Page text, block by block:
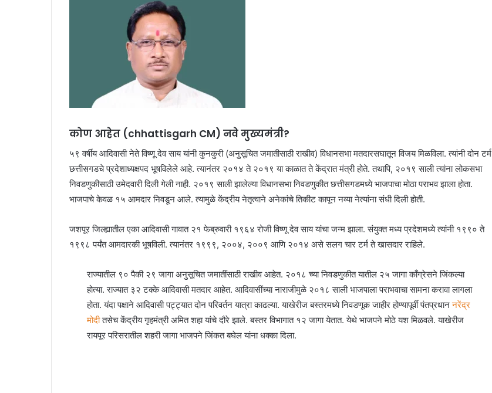
कोण आहेत (chhattisgarh CM) नवे मुख्यमंत्री?
५९ वर्षीय आदिवासी नेते विष्णू देव साय यांनी कुनकुरी (अनुसूचित जमातीसाठी राखीव) विधानसभा मतदारसघातून विजय मिळविला. त्यांनी दोन टर्म
छत्तीसगडचे प्रदेशाध्यक्षपद भूषविलेले आहे. त्यानंतर २०१४ ते २०१९ या काळात ते केंद्रात मंत्री होते. तथापि, २०१९ साली त्यांना लोकसभा
निवडणुकीसाठी उमेदवारी दिली गेली नाही. २०१९ साली झालेल्या विधानसभा निवडणुकीत छत्तीसगडमध्ये भाजपाचा मोठा पराभव झाला होता.
भाजपाचे केवळ १५ आमदार निवडून आले. त्यामुळे केंद्रीय नेतृत्वाने अनेकांचे तिकीट कापून नव्या नेत्यांना संधी दिली होती.
जशपूर जिल्ह्यातील एका आदिवासी गावात २१ फेब्रुवारी १९६४ रोजी विष्णू देव साय यांचा जन्म झाला. संयुक्त मध्य प्रदेशमध्ये त्यांनी १९९० ते
१९९८ पर्यंत आमदारकी भूषविली. त्यानंतर १९९९, २००४, २००९ आणि २०१४ असे सलग चार टर्म ते खासदार राहिले.
राज्यातील ९० पैकी २९ जागा अनुसूचित जमातींसाठी राखीव आहेत. २०१८ च्या निवडणुकीत यातील २५ जागा काँग्रेसने जिंकल्या
होत्या. राज्यात ३२ टक्के आदिवासी मतदार आहेत. आदिवासींच्या नाराजीमुळे २०१८ साली भाजपाला पराभवाचा सामना करावा लागला
होता. यंदा पक्षाने आदिवासी पट्ट्यात दोन परिवर्तन यात्रा काढल्या. याखेरीज बस्तरमध्ये निवडणूक जाहीर होण्यापूर्वी पंतप्रधाननरेंद्र
मोदीतसेच केंद्रीय गृहमंत्री अमित शहा यांचे दौरे झाले. बस्तर विभागात १२ जागा येतात. येथे भाजपने मोठे यश मिळवले. याखेरीज
रायपूर परिसरातील शहरी जागा भाजपने जिंकत बघेल यांना धक्का दिला.